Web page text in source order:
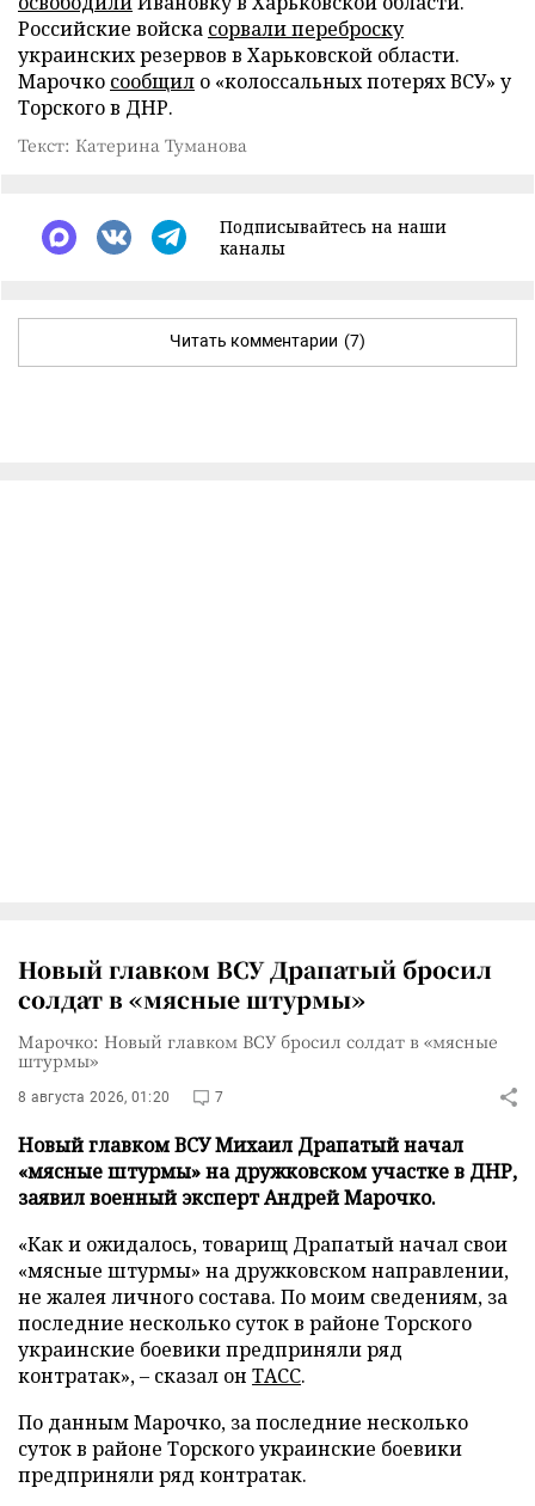
Российские войска сорвали переброску
украинских резервов в Харьковской области.
Марочко сообщил о «колоссальных потерях ВСУ» у
Торского в ДНР.
Текст: Катерина Туманова
Подписывайтесь на наши
каналы
Читать комментарии (7)
Новый главком ВСУ Драпатый бросил
солдат в «мясные штурмы»
Марочко: Новый главком ВСУ бросил солдат в «мясные
штурмы»
8 августа 2026, 01:20 7
Новый главком ВСУ Михаил Драпатый начал
«мясные штурмы» на дружковском участке в ДНР,
заявил военный эксперт Андрей Марочко.
«Как и ожидалось, товарищ Драпатый начал свои
«мясные штурмы» на дружковском направлении,
не жалея личного состава. По моим сведениям, за
последние несколько суток в районе Торского
украинские боевики предприняли ряд
контратак», – сказал он ТАСС.
По данным Марочко, за последние несколько
суток в районе Торского украинские боевики
предприняли ряд контратак.